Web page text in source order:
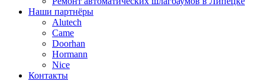
Наши партнёры
Alutech
Came
Doorhan
Hormann
Nice
Контакты